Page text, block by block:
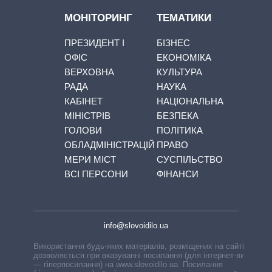
МОНІТОРИНГ
ПРЕЗИДЕНТ І
ОФІС
ВЕРХОВНА
РАДА
КАБІНЕТ
МІНІСТРІВ
ГОЛОВИ
ОБЛАДМІНІСТРАЦІЙ
МЕРИ МІСТ
ВСІ ПЕРСОНИ
ТЕМАТИКИ
БІЗНЕС
ЕКОНОМІКА
КУЛЬТУРА
НАУКА
НАЦІОНАЛЬНА
БЕЗПЕКА
ПОЛІТИКА
ПРАВО
СУСПІЛЬСТВО
ФІНАНСИ
info@slovoidilo.ua
Використання будь-яких матеріалів, розміщених на сайті,
дозволяється при вказуванні посилання (для інтернет-видань
— гіперпосилання) на www.slovoidilo.ua. Посилання